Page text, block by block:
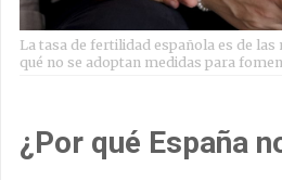
La tasa de fertilidad española es de
qué no se adoptan medidas para
¿Por qué España